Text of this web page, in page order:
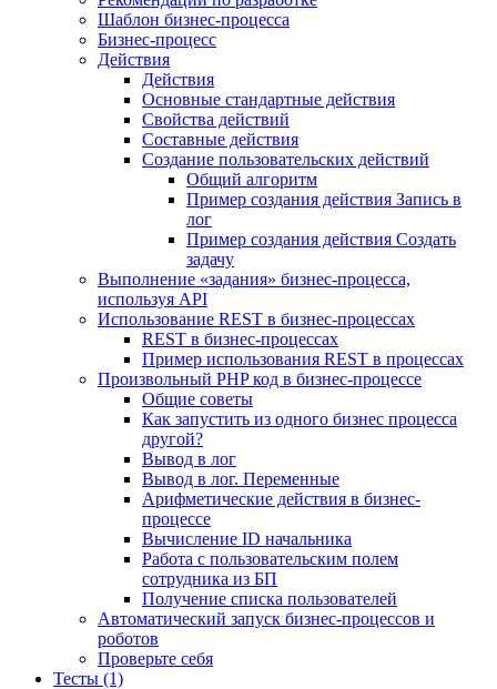
Шаблон бизнес-процесса
Бизнес-процесс
Действия
Действия
Основные стандартные действия
Свойства действий
Составные действия
Создание пользовательских действий
Общий алгоритм
Пример создания действия Запись в
лог
Пример создания действия Создать
задачу
Выполнение «задания» бизнес-процесса,
используя API
Использование REST в бизнес-процессах
REST в бизнес-процессах
Пример использования REST в процессах
Произвольный PHP код в бизнес-процессе
Общие советы
Как запустить из одного бизнес процесса
другой?
Вывод в лог
Вывод в лог. Переменные
Арифметические действия в бизнес-
процессе
Вычисление ID начальника
Работа с пользовательским полем
сотрудника из БП
Получение списка пользователей
Автоматический запуск бизнес-процессов и
роботов
Проверьте себя
Тесты (1)